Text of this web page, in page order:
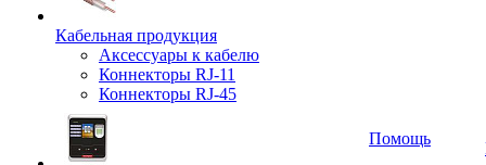
Кабельная продукция
Аксессуары к кабелю
Коннекторы RJ-11
Коннекторы RJ-45
Помощь